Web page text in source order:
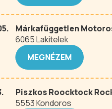
Márkafüggetlen
6065 Lakitelek
MEGNÉZEM
Piszkos Roocktock
5553 Kondoros